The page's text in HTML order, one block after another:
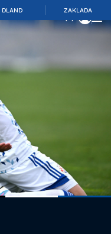
DLAND ZAKLADA